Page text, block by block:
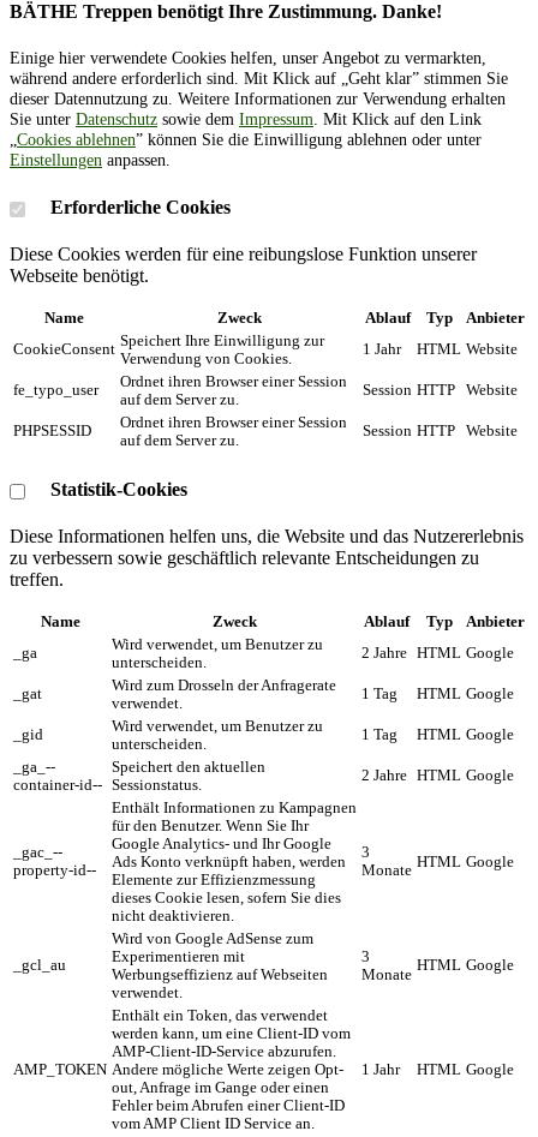
BÄTHE Treppen benötigt Ihre Zustimmung. Danke!
Einige hier verwendete Cookies helfen, unser Angebot zu vermarkten,
während andere erforderlich sind. Mit Klick auf „Geht klar” stimmen Sie
dieser Datennutzung zu. Weitere Informationen zur Verwendung erhalten
Sie unter Datenschutz sowie dem Impressum. Mit Klick auf den Link
„Cookies ablehnen” können Sie die Einwilligung ablehnen oder unter
Einstellungen anpassen.
Erforderliche Cookies
Diese Cookies werden für eine reibungslose Funktion unserer
Webseite benötigt.
Name Zweck Ablauf Typ
Anbieter
CookieConsent Speichert Ihre Einwilligung zur
Verwendung von Cookies.
1 Jahr HTML Website
fe_typo_user
Ordnet ihren Browser einer Session
auf dem Server zu.
Session HTTP Website
PHPSESSID
Ordnet ihren Browser einer Session
auf dem Server zu.
Session HTTP Website
Statistik-Cookies
Diese Informationen helfen uns, die Website und das Nutzererlebnis
zu verbessern sowie geschäftlich relevante Entscheidungen zu
treffen.
Name Zweck Ablauf Typ
Anbieter
_ga
Wird verwendet, um Benutzer zu
unterscheiden.
2 Jahre HTML Google
_gat
Wird zum Drosseln der Anfragerate
verwendet.
1 Tag HTML Google
_gid
Wird verwendet, um Benutzer zu
unterscheiden.
1 Tag HTML Google
_ga_--
container-id--
Speichert den aktuellen
Sessionstatus.
2 Jahre HTML Google
_gac_--
property-id--
Enthält Informationen zu Kampagnen
für den Benutzer. Wenn Sie Ihr
Google Analytics- und Ihr Google
Ads Konto verknüpft haben, werden
Elemente zur Effizienzmessung
dieses Cookie lesen, sofern Sie dies
nicht deaktivieren.
3
Monate HTML Google
_gcl_au
Wird von Google AdSense zum
Experimentieren mit
Werbungseffizienz auf Webseiten
verwendet.
3
Monate
HTML Google
AMP_TOKEN
Enthält ein Token, das verwendet
werden kann, um eine Client-ID vom
AMP-Client-ID-Service abzurufen.
Andere mögliche Werte zeigen Opt-
out, Anfrage im Gange oder einen
Fehler beim Abrufen einer Client-ID
vom AMP Client ID Service an.
1 Jahr HTML Google